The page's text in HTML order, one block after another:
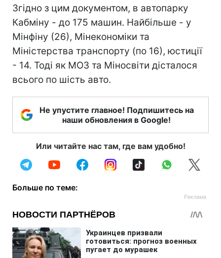
Згідно з цим документом, в автопарку
Кабміну - до 175 машин. Найбільше - у
Мінфіну (26), Мінекономіки та
Міністерства транспорту (по 16), юстиції
- 14. Тоді як МОЗ та Міносвіти дісталося
всього по шість авто.
Не упустите главное! Подпишитесь на
наши обновления в Google!
Или читайте нас там, где вам удобно!
Больше по теме: